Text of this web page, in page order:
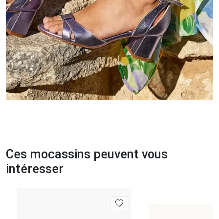
Ces mocassins peuvent vous
intéresser